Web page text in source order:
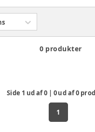
former for bestik, alt
0 produkter
Side 1 ud af0 | 0ud af0
1